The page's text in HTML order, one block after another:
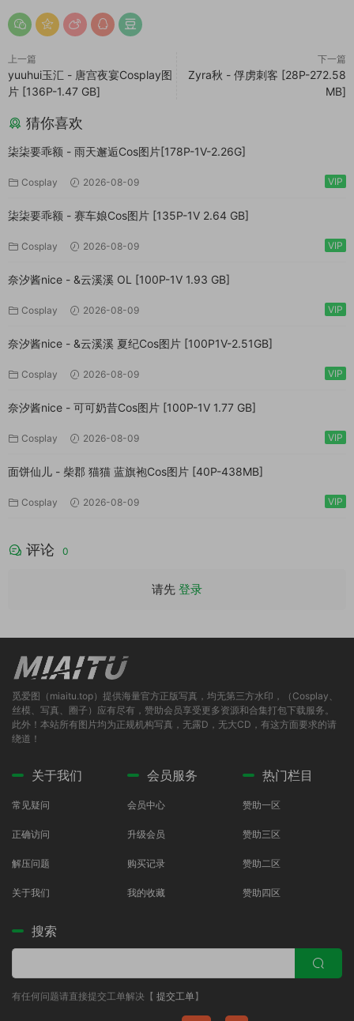
上一篇
yuuhui玉汇 - 唐宫夜宴Cosplay图
片 [136P-1.47 GB]
下一篇
Zyra秋 - 俘虏刺客 [28P-272.58
MB]
猜你喜欢
柒柒要乖额 - 雨天邂逅Cos图片[178P-1V-2.26G]
Cosplay 2026-08-09 VIP
柒柒要乖额 - 赛车娘Cos图片 [135P-1V 2.64 GB]
Cosplay 2026-08-09 VIP
奈汐酱nice - &云溪溪 OL [100P-1V 1.93 GB]
Cosplay 2026-08-09 VIP
奈汐酱nice - &云溪溪 夏纪Cos图片 [100P1V-2.51GB]
Cosplay 2026-08-09 VIP
奈汐酱nice - 可可奶昔Cos图片 [100P-1V 1.77 GB]
Cosplay 2026-08-09 VIP
面饼仙儿 - 柴郡 猫猫 蓝旗袍Cos图片 [40P-438MB]
Cosplay 2026-08-09 VIP
评论 0
请先 登录
觅爱图（miaitu.top）提供海量官方正版写真，均无第三方水印，（Cosplay、
丝模、写真、圈子）应有尽有，赞助会员享受更多资源和合集打包下载服务。
此外！本站所有图片均为正规机构写真，无露D，无大CD，有这方面要求的请
绕道！
关于我们
常见疑问
正确访问
解压问题
关于我们
会员服务
会员中心
升级会员
购买记录
我的收藏
热门栏目
赞助一区
赞助三区
赞助二区
赞助四区
搜索
有任何问题请直接提交工单解决【 提交工单】